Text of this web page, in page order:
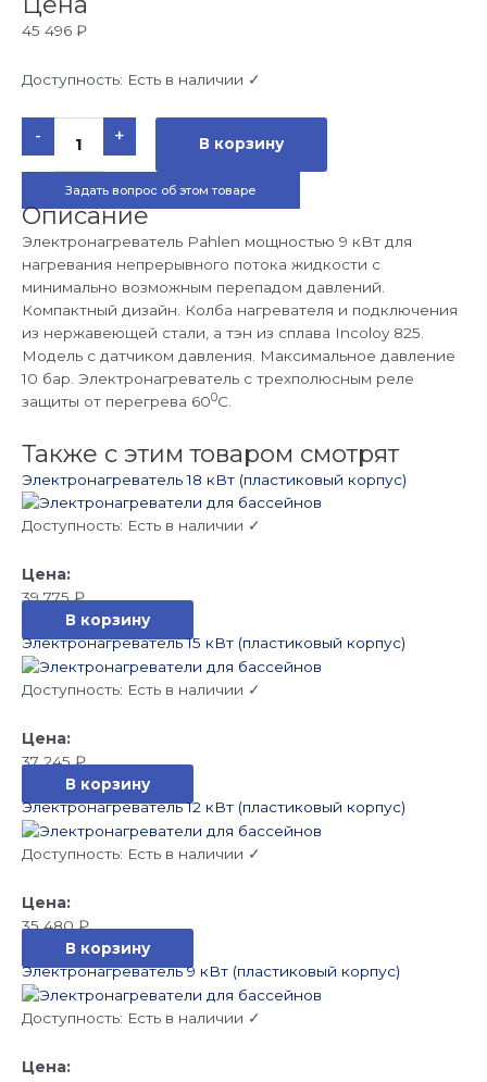
45 496 ₽
Доступность: Есть в наличии ✓
-
Количество
товара
Электронагреватель
датчиком
давления
(нержавеющая
сталь)
+ В корзину
Задать вопрос об этом товаре
Описание
Электронагреватель Pahlen мощностью 9 кВт для
нагревания непрерывного потока жидкости с
минимально возможным перепадом давлений.
Компактный дизайн. Колба нагревателя и подключения
из нержавеющей стали, а тэн из сплава Incoloy 825.
Модель с датчиком давления. Максимальное давление
10 бар. Электронагреватель с трехполюсным реле
защиты от перегрева 600С.
Также с этим товаром смотрят
Электронагреватель 18 кВт (пластиковый корпус)
Доступность: Есть в наличии ✓
39 775₽
В корзину
Электронагреватель 15 кВт (пластиковый корпус)
Доступность: Есть в наличии ✓
37 245₽
В корзину
Электронагреватель 12 кВт (пластиковый корпус)
Доступность: Есть в наличии ✓
35 480₽
В корзину
Электронагреватель 9 кВт (пластиковый корпус)
Доступность: Есть в наличии ✓